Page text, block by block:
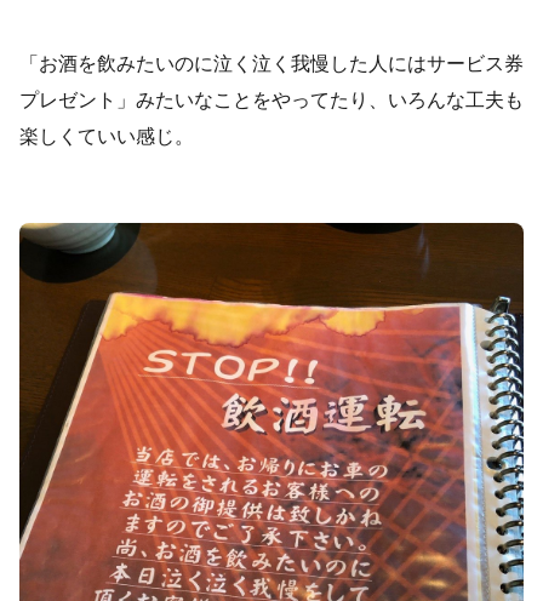
「お酒を飲みたいのに泣く泣く我慢した人にはサービス券
プレゼント」みたいなことをやってたり、いろんな工夫も
楽しくていい感じ。